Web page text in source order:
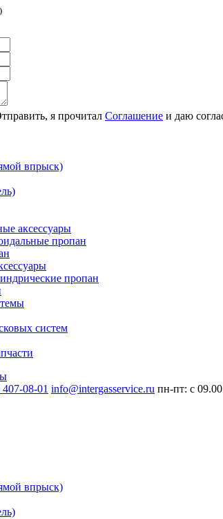
я прочитал Соглашение и даю
впрыск)
аксессуары
пропан
пропан
систем
08-01 info@intergasservice.ru пн-пт: с
впрыск)